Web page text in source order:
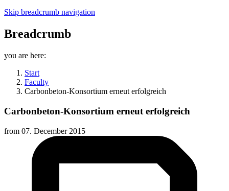
Skip breadcrumb navigation
Breadcrumb
you are here:
Start
Faculty
Carbonbeton-Konsortium erneut erfolgreich
Carbonbeton-Konsortium erneut erfolgreich
from 07. December 2015